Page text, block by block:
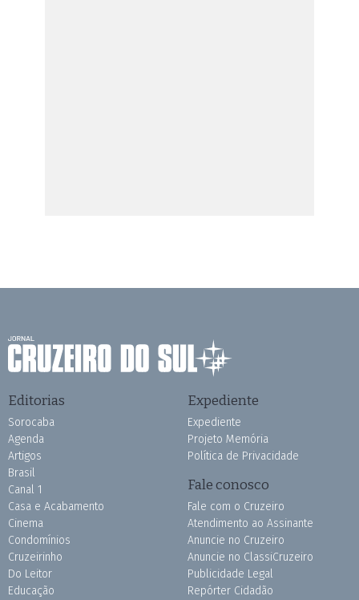
Editorias
Sorocaba
Agenda
Artigos
Brasil
Canal 1
Casa e Acabamento
Cinema
Condomínios
Cruzeirinho
Do Leitor
Educação
Expediente
Expediente
Projeto Memória
Política de Privacidade
Fale conosco
Fale com o Cruzeiro
Atendimento ao Assinante
Anuncie no Cruzeiro
Anuncie no ClassiCruzeiro
Publicidade Legal
Repórter Cidadão